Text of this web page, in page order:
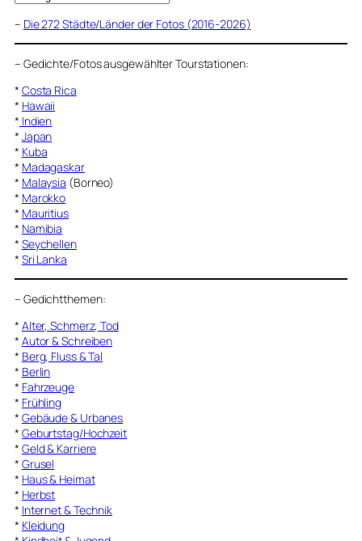
– Die 272 Städte/Länder der Fotos (2016-2026)
– Gedichte/Fotos ausgewählter Tourstationen:
* Costa Rica
* Hawaii
* Indien
* Japan
* Kuba
* Madagaskar
* Malaysia (Borneo)
* Marokko
* Mauritius
* Namibia
* Seychellen
* Sri Lanka
– Gedichtthemen:
* Alter, Schmerz, Tod
* Autor & Schreiben
* Berg, Fluss & Tal
* Berlin
* Fahrzeuge
* Frühling
* Gebäude & Urbanes
* Geburtstag/Hochzeit
* Geld & Karriere
* Grusel
* Haus & Heimat
* Herbst
* Internet & Technik
* Kleidung